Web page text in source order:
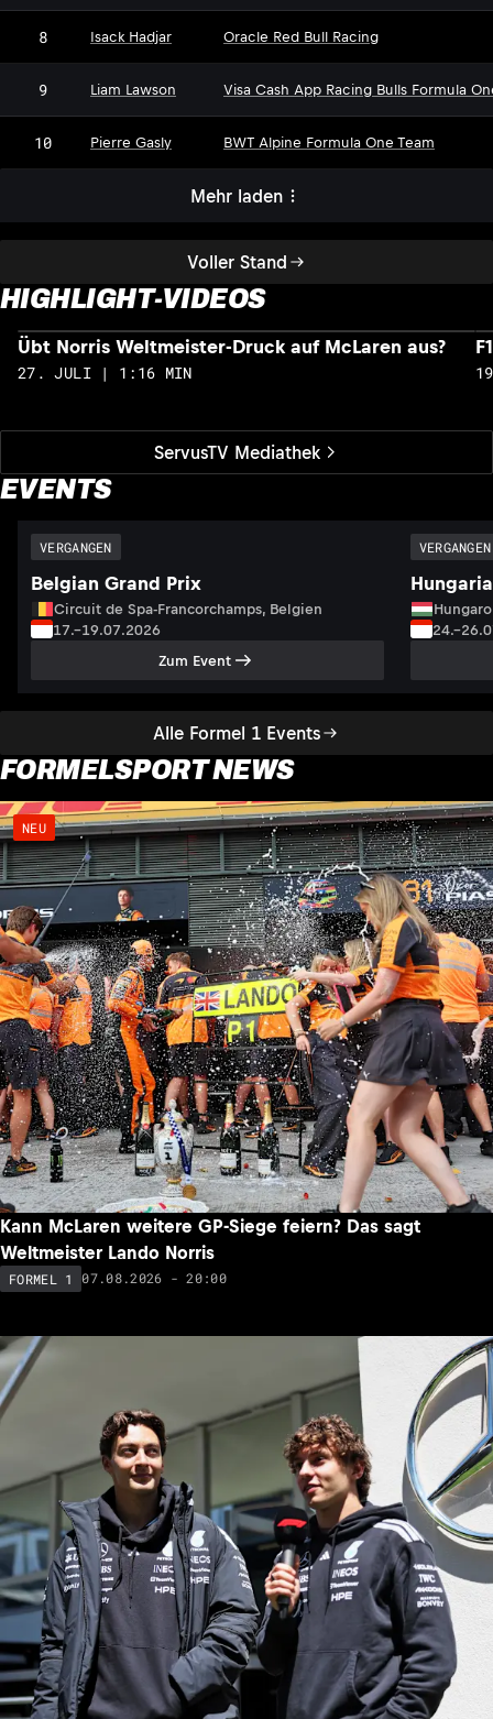
Voller Stand
8 Isack Hadjar Oracle Red Bull Racing
9 Liam Lawson Visa Cash App Racing Bulls Formula
10 Pierre Gasly BWT Alpine Formula One Team
Mehr laden
HIGHLIGHT-VIDEOS
ServusTV Mediathek
Übt Norris Weltmeister-Druck auf McLaren aus?
27. JULI | 1:16 MIN
EVENTS
Alle Formel 1 Events
VERGANGEN
Belgian Grand Prix
Circuit de Spa-Francorchamps, Belgien
17.–19.07.2026
Zum Event
VERGANGEN
FORMELSPORT NEWS
NEU
Kann McLaren weitere GP-Siege feiern? Das sagt
Weltmeister Lando Norris
FORMEL 1 07.08.2026 - 20:00